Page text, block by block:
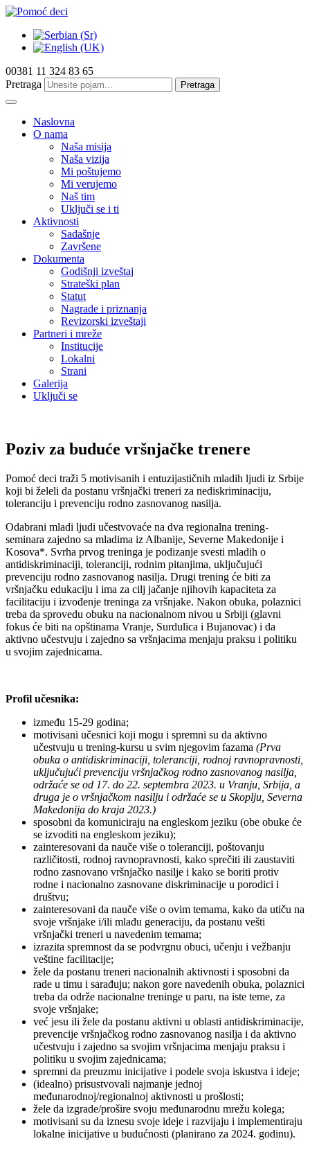
00381 11 324 83 65
Pretraga
Pretraga
Naslovna
O nama
Naša misija
Naša vizija
Mi poštujemo
Mi verujemo
Naš tim
Uključi se i ti
Aktivnosti
Sadašnje
Završene
Dokumenta
Godišnji izveštaj
Strateški plan
Statut
Nagrade i priznanja
Revizorski izveštaji
Partneri i mreže
Institucije
Lokalni
Strani
Galerija
Uključi se
Poziv za buduće vršnjačke trenere
Pomoć deci traži 5 motivisanih i entuzijastičnih mladih ljudi iz Srbije
koji bi želeli da postanu vršnjački treneri za nediskriminaciju,
toleranciju i prevenciju rodno zasnovanog nasilja.
Odabrani mladi ljudi učestvovaće na dva regionalna trening-
seminara zajedno sa mladima iz Albanije, Severne Makedonije i
Kosova*. Svrha prvog treninga je podizanje svesti mladih o
antidiskriminaciji, toleranciji, rodnim pitanjima, uključujući
prevenciju rodno zasnovanog nasilja. Drugi trening će biti za
vršnjačku edukaciju i ima za cilj jačanje njihovih kapaciteta za
facilitaciju i izvođenje treninga za vršnjake. Nakon obuka, polaznici
treba da sprovedu obuku na nacionalnom nivou u Srbiji (glavni
fokus će biti na opštinama Vranje, Surdulica i Bujanovac) i da
aktivno učestvuju i zajedno sa vršnjacima menjaju praksu i politiku
u svojim zajednicama.
Profil učesnika:
između 15-29 godina;
motivisani učesnici koji mogu i spremni su da aktivno
učestvuju u trening-kursu u svim njegovim fazama (Prva
obuka o antidiskriminaciji, toleranciji, rodnoj ravnopravnosti,
uključujući prevenciju vršnjačkog rodno zasnovanog nasilja,
održaće se od 17. do 22. septembra 2023. u Vranju, Srbija, a
druga je o vršnjačkom nasilju i održaće se u Skoplju, Severna
Makedonija do kraja 2023.)
sposobni da komuniciraju na engleskom jeziku (obe obuke će
se izvoditi na engleskom jeziku);
zainteresovani da nauče više o toleranciji, poštovanju
različitosti, rodnoj ravnopravnosti, kako sprečiti ili zaustaviti
rodno zasnovano vršnjačko nasilje i kako se boriti protiv
rodne i nacionalno zasnovane diskriminacije u porodici i
društvu;
zainteresovani da nauče više o ovim temama, kako da utiču na
svoje vršnjake i/ili mlađu generaciju, da postanu vešti
vršnjački treneri u navedenim temama;
izrazita spremnost da se podvrgnu obuci, učenju i vežbanju
veštine facilitacije;
žele da postanu treneri nacionalnih aktivnosti i sposobni da
rade u timu i sarađuju; nakon gore navedenih obuka, polaznici
treba da održe nacionalne treninge u paru, na iste teme, za
svoje vršnjake;
već jesu ili žele da postanu aktivni u oblasti antidiskriminacije,
prevencije vršnjačkog rodno zasnovanog nasilja i da aktivno
učestvuju i zajedno sa svojim vršnjacima menjaju praksu i
politiku u svojim zajednicama;
spremni da preuzmu inicijative i podele svoja iskustva i ideje;
(idealno) prisustvovali najmanje jednoj
međunarodnoj/regionalnoj aktivnosti u prošlosti;
žele da izgrade/prošire svoju međunarodnu mrežu kolega;
motivisani su da iznesu svoje ideje i razvijaju i implementiraju
lokalne inicijative u budućnosti (planirano za 2024. godinu).